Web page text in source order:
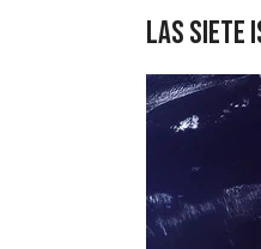
Las siete